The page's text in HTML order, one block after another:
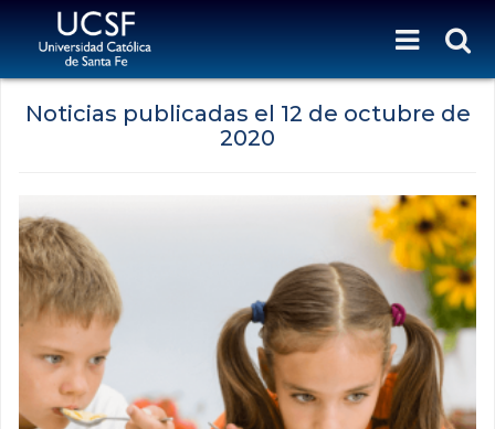
Noticias publicadas el 12 de octubre de
2020